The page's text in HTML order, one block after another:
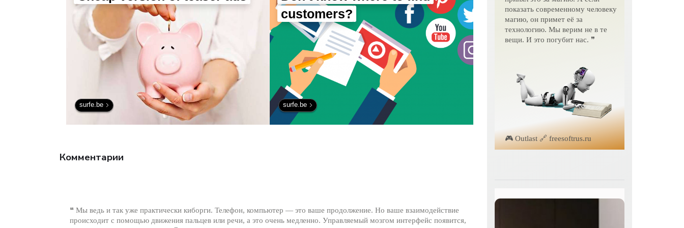
surfe.be
customers?
surfe.be
Комментарии
❝ Мы ведь и так уже практически киборги. Телефон, компьютер — это ваше продолжение. Но ваше взаимодействие
происходит с помощью движения пальцев или речи, а это очень медленно. Управляемый мозгом интерфейс появится,
показать современному человеку
магию, он примет её за
технологию. Мы верим не в те
вещи. И это погубит нас. ❞
🎮 Outlast 🔗 freesoftrus.ru